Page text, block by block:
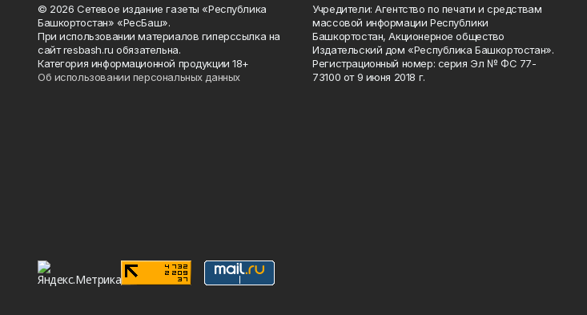
© 2026 Сетевое издание газеты «Республика
Башкортостан» «РесБаш».
При использовании материалов гиперссылка на
сайт resbash.ru обязательна.
Категория информационной продукции 18+
Об использовании персональных данных
Учредители: Агентство по печати и средствам
массовой информации Республики
Башкортостан, Акционерное общество
Издательский дом «Республика Башкортостан».
Регистрационный номер: серия Эл № ФС 77-
73100 от 9 июня 2018 г.